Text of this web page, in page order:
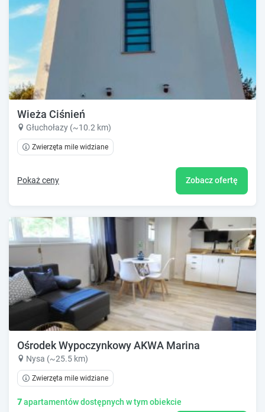
Wieża Ciśnień
Głuchołazy (~10.2 km)
Zwierzęta mile widziane
Pokaż ceny Zobacz ofertę
Ośrodek Wypoczynkowy AKWA Marina
Nysa (~25.5 km)
Zwierzęta mile widziane
7apartamentów dostępnych w tym obiekcie